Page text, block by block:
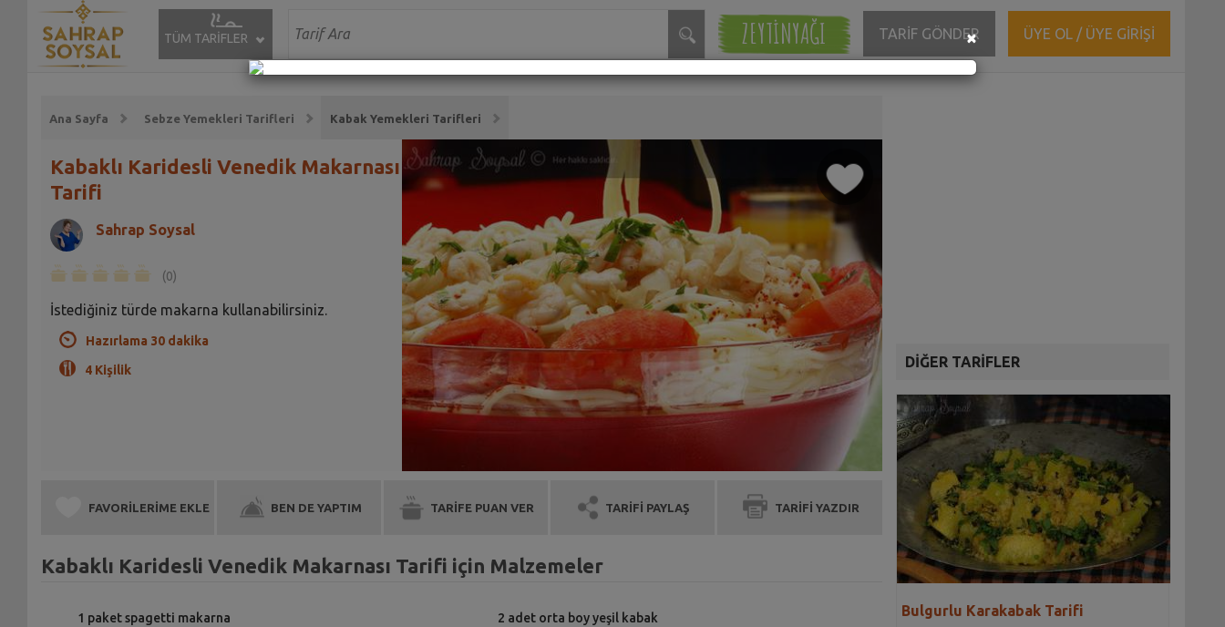
TÜM TARİFLER ZEYTİNYAĞI TARİF GÖNDER ÜYE OL / ÜYE GİRİŞİ
Ana Sayfa Sebze Yemekleri Tarifleri Kabak Yemekleri Tarifleri
Kabaklı Karidesli Venedik Makarnası
Tarifi
Sahrap Soysal
(0)
İstediğiniz türde makarna kullanabilirsiniz.
Hazırlama 30 dakika
4 Kişilik
FAVORİLERİME EKLE BEN DE YAPTIM TARİFE PUAN VER TARİFİ PAYLAŞ TARİFİ YAZDIR
Kabaklı Karidesli Venedik Makarnası Tarifi için Malzemeler
1 paket spagetti makarna 2 adet orta boy yeşil kabak
DİĞER TARİFLER
Bulgurlu Karakabak Tarifi
×Close